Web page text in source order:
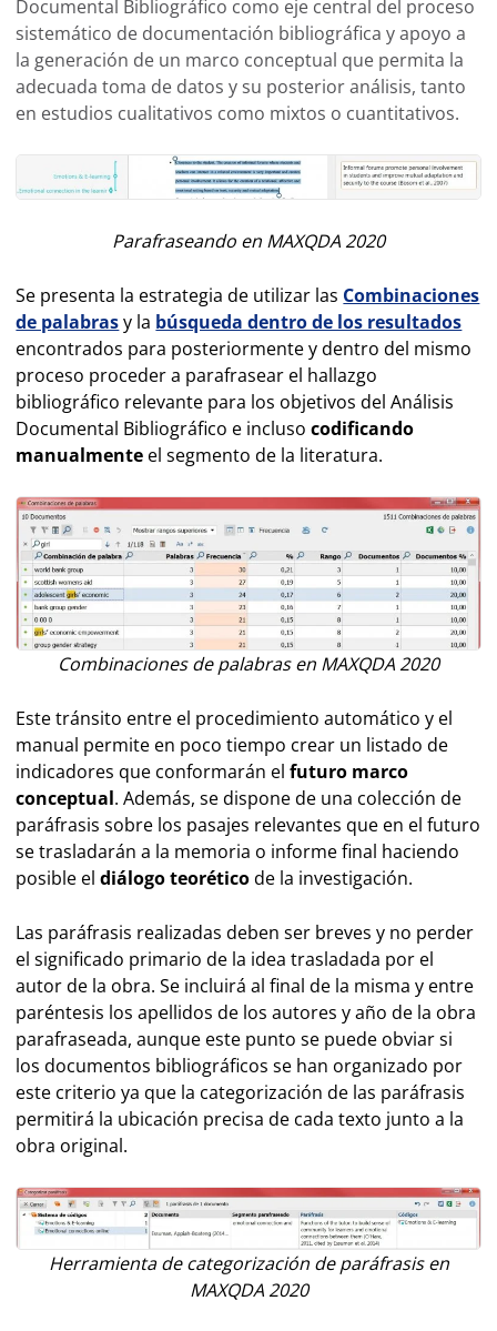
Documental Bibliográfico como eje central del proceso
sistemático de documentación bibliográfica y apoyo a
la generación de un marco conceptual que permita la
adecuada toma de datos y su posterior análisis, tanto
en estudios cualitativos como mixtos o cuantitativos.
Parafraseando en MAXQDA 2020
Se presenta la estrategia de utilizar las Combinaciones
de palabrasy la búsqueda dentro de los resultados
encontrados para posteriormente y dentro del mismo
proceso proceder a parafrasear el hallazgo
bibliográfico relevante para los objetivos del Análisis
Documental Bibliográfico e inclusocodificando
manualmente el segmento de la literatura.
Combinaciones de palabras en MAXQDA 2020
Este tránsito entre el procedimiento automático y el
manual permite en poco tiempo crear un listado de
indicadores que conformarán elfuturo marco
conceptual. Además, se dispone de una colección de
paráfrasis sobre los pasajes relevantes que en el futuro
se trasladarán a la memoria o informe final haciendo
posible eldiálogo teoréticode la investigación.
Las paráfrasis realizadas deben ser breves y no perder
el significado primario de la idea trasladada por el
autor de la obra. Se incluirá al final de la misma y entre
paréntesis los apellidos de los autores y año de la obra
parafraseada, aunque este punto se puede obviar si
los documentos bibliográficos se han organizado por
este criterio ya que la categorización de las paráfrasis
permitirá la ubicación precisa de cada texto junto a la
obra original.
Herramienta de categorización de paráfrasis en
MAXQDA 2020